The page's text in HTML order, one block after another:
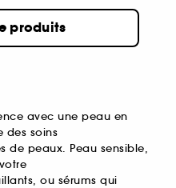
produits
avec une peau en
des soins
de peaux. Peau sensible,
ou sérums qui